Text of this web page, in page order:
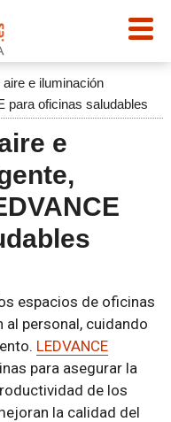
e iluminación
para oficinas saludables
e
espacios de oficinas
al personal, cuidando
LEDVANCE
para asegurar la
de los
la calidad del